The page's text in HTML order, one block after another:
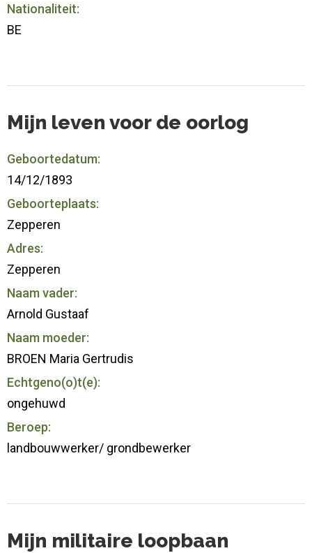
Nationaliteit:
BE
Mijn leven voor de oorlog
Geboortedatum:
14/12/1893
Geboorteplaats:
Zepperen
Adres:
Zepperen
Naam vader:
Arnold Gustaaf
Naam moeder:
BROEN Maria Gertrudis
Echtgeno(o)t(e):
ongehuwd
Beroep:
landbouwwerker/ grondbewerker
Mijn militaire loopbaan